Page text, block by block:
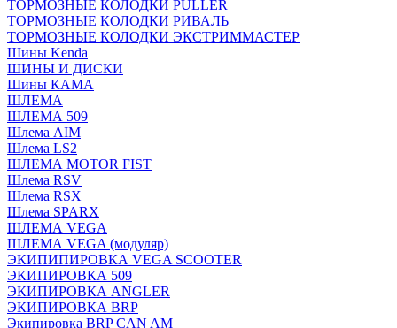
ТОРМОЗНЫЕ КОЛОДКИ PULLER
ТОРМОЗНЫЕ КОЛОДКИ РИВАЛЬ
ТОРМОЗНЫЕ КОЛОДКИ ЭКСТРИММАСТЕР
Шины Kenda
ШИНЫ И ДИСКИ
Шины КАМА
ШЛЕМА
ШЛЕМА 509
Шлема AIM
Шлема LS2
ШЛЕМА MOTOR FIST
Шлема RSV
Шлема RSX
Шлема SPARX
ШЛЕМА VEGA
ШЛЕМА VEGA (модуляр)
ЭКИПИПИРОВКА VEGA SCOOTER
ЭКИПИРОВКА 509
ЭКИПИРОВКА ANGLER
ЭКИПИРОВКА BRP
Экипировка BRP CAN AM